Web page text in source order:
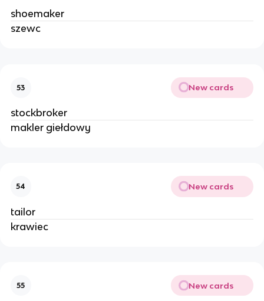
shoemaker
szewc
53 New cards
stockbroker
makler giełdowy
54 New cards
tailor
krawiec
55 New cards